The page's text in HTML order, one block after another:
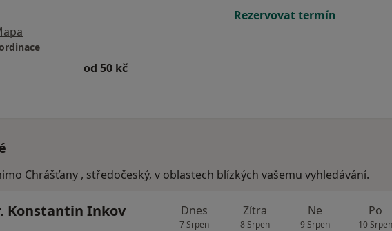
od 50 kč
Rezervovat termín
Chrášťany , středočeský, v oblastech blízkých vašemu vyhledávání.
Konstantin Inkov Dnes
7 Srpen
Zítra
8 Srpen
Ne
9 Srpen
Po
10 Srpen